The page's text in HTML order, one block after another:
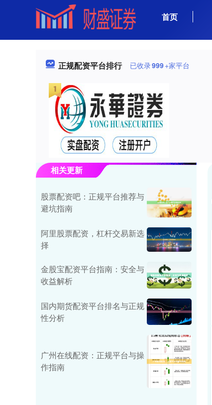
首页
正规配资平台排行 已收录999+家平台
相关更新
股票配资吧：正规平台推荐与
避坑指南
阿里股票配资，杠杆交易新选
择
金股宝配资平台指南：安全与
收益解析
国内期货配资平台排名与正规
性分析
广州在线配资：正规平台与操
作指南